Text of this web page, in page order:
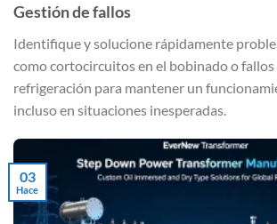
Gestión de fallos
Identifique y solucione rápidamente
como cortocircuitos en el bobinado o fallos
refrigeración para mantener un
incluso en situaciones inesperadas.
03
Hace